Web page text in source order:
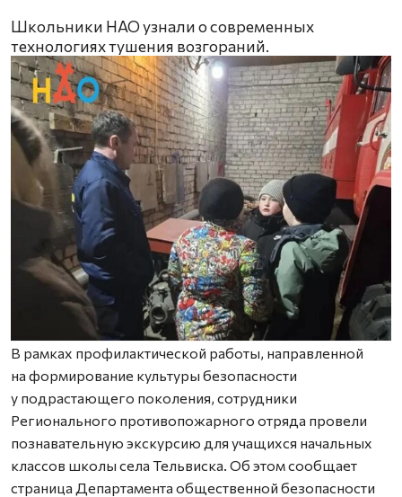
Школьники НАО узнали о современных
технологиях тушения возгораний.
В рамках профилактической работы, направленной
на формирование культуры безопасности
у подрастающего поколения, сотрудники
Регионального противопожарного отряда провели
познавательную экскурсию для учащихся начальных
классов школы села Тельвиска. Об этом сообщает
страница Департамента общественной безопасности